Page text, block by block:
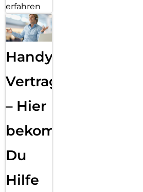
erfahren
Handy
Vertragsabwicklung
– Hier
bekommst
Du
Hilfe